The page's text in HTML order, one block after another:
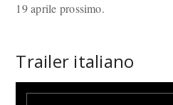
19 aprile prossimo.
Trailer italiano